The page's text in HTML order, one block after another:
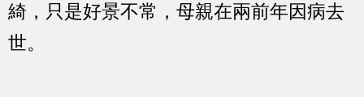
綺，只是好景不常，母親在兩前年因病去
世。